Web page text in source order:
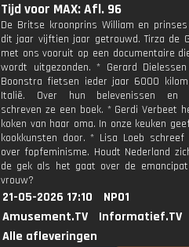
Tijd voor MAX: Afl. 96
De Britse kroonprins William en
dit jaar vijftien jaar getrouwd. Tirza de
met ons vooruit op een documentaire
wordt uitgezonden. * Gerard
Boonstra fietsen ieder jaar 6000
Italië. Over hun belevenissen en
schreven ze een boek. * Gerdi Verbeet
koken van haar oma. In onze keuken
kookkunsten door. * Lisa Loeb schreef
over fopfeminisme. Houdt Nederland
de gek als het gaat over de
vrouw?
21-05-2026 17:10
NPO1
Amusement.TV
Informatief.TV
Alle afleveringen